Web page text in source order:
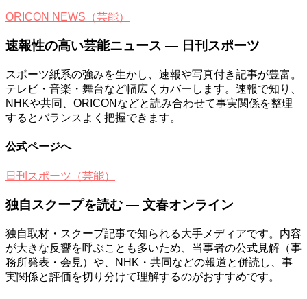
ORICON NEWS（芸能）
速報性の高い芸能ニュース — 日刊スポーツ
スポーツ紙系の強みを生かし、速報や写真付き記事が豊富。
テレビ・音楽・舞台など幅広くカバーします。速報で知り、
NHKや共同、ORICONなどと読み合わせて事実関係を整理
するとバランスよく把握できます。
公式ページへ
日刊スポーツ（芸能）
独自スクープを読む — 文春オンライン
独自取材・スクープ記事で知られる大手メディアです。内容
が大きな反響を呼ぶことも多いため、当事者の公式見解（事
務所発表・会見）や、NHK・共同などの報道と併読し、事
実関係と評価を切り分けて理解するのがおすすめです。